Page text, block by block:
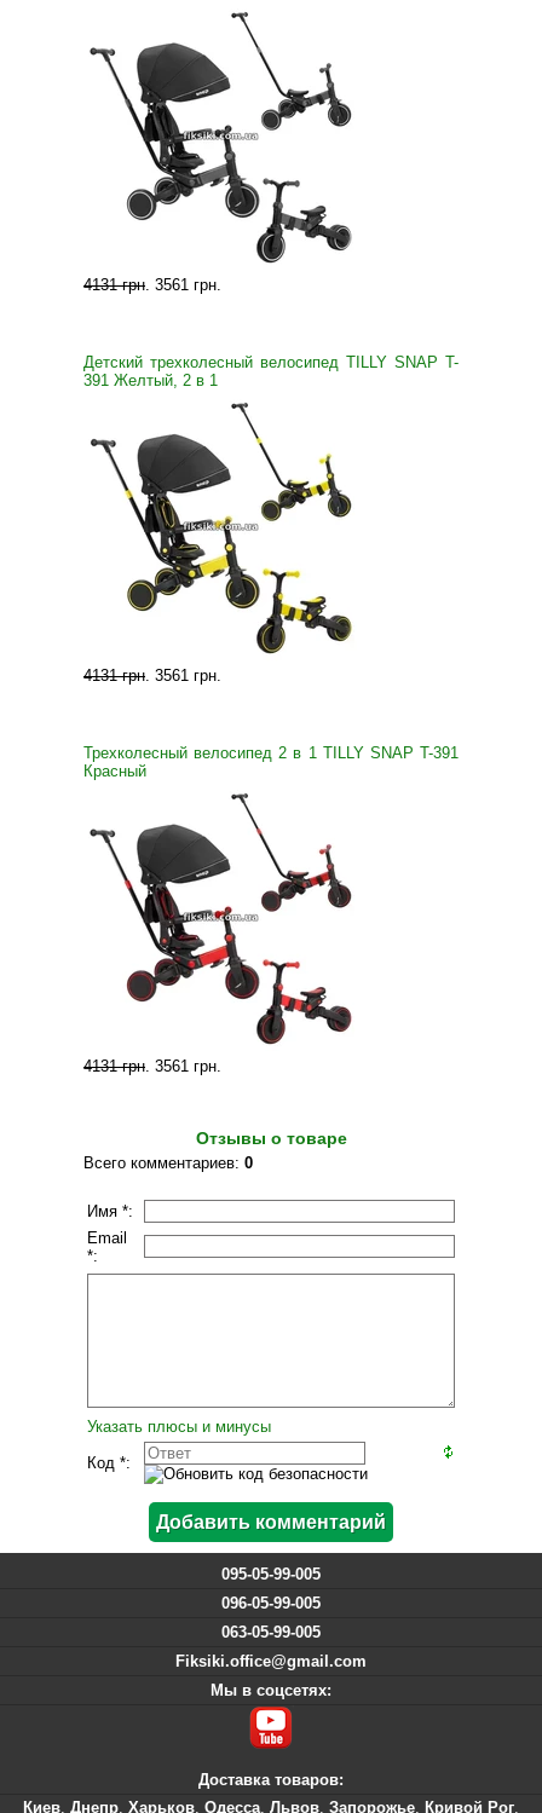
4131 грн. 3561 грн.
Детский трехколесный велосипед TILLY SNAP T-
391 Желтый, 2 в 1
4131 грн. 3561 грн.
Трехколесный велосипед 2 в 1 TILLY SNAP T-391
Красный
4131 грн. 3561 грн.
Отзывы о товаре
Всего комментариев: 0
Имя *:
Email
*:
Указать плюсы и минусы
Код *:
095-05-99-005
096-05-99-005
063-05-99-005
Fiksiki.office@gmail.com
Мы в соцсетях:
Доставка товаров:
Киев, Днепр, Харьков, Одесса, Львов, Запорожье, Кривой Рог,